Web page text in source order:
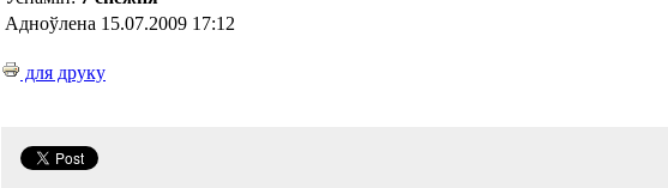
Адноўлена 15.07.2009 17:12
для друку